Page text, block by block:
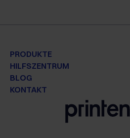
PRODUKTE
HILFSZENTRUM
BLOG
KONTAKT